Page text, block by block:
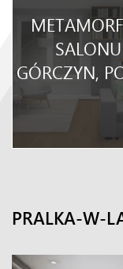
GÓRCZYN,
PRALKA-W-